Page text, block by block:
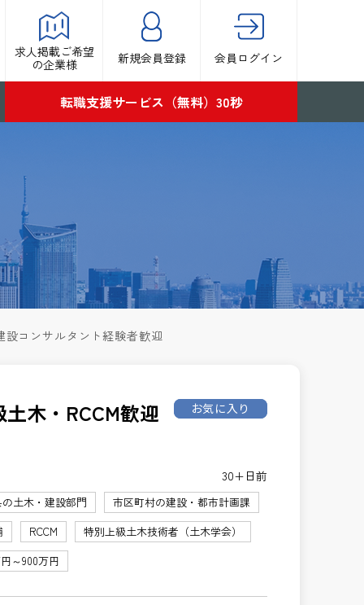
求人掲載ご希望
の企業様
新規会員登録 会員ログイン
転職支援サービス（無料）30秒
設コンサルタント経験者歓迎
木・RCCM歓迎 お気に入り
30+日前
土木・建設部門
市区町村の建設・都市計画課
RCCM
特別上級土木技術者（土木学会）
～900万円